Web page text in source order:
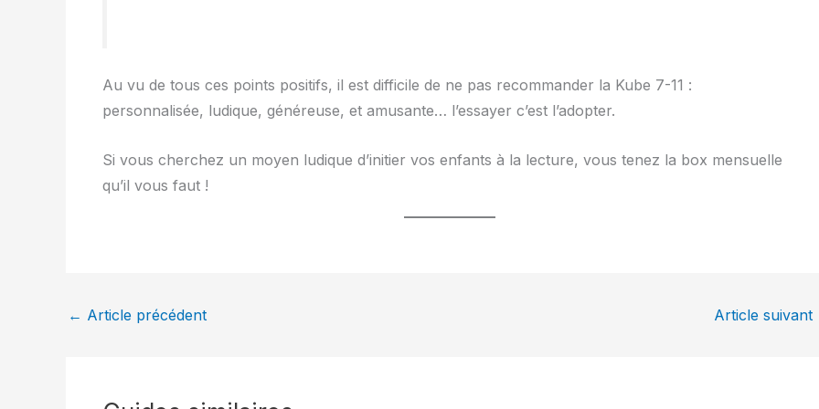
Au vu de tous ces points positifs, il est difficile de ne pas recommander la Kube 7-11 :
personnalisée, ludique, généreuse, et amusante… l’essayer c’est l’adopter.
Si vous cherchez un moyen ludique d’initier vos enfants à la lecture, vous tenez la box mensuelle
qu’il vous faut !
← Article précédent Article suivant